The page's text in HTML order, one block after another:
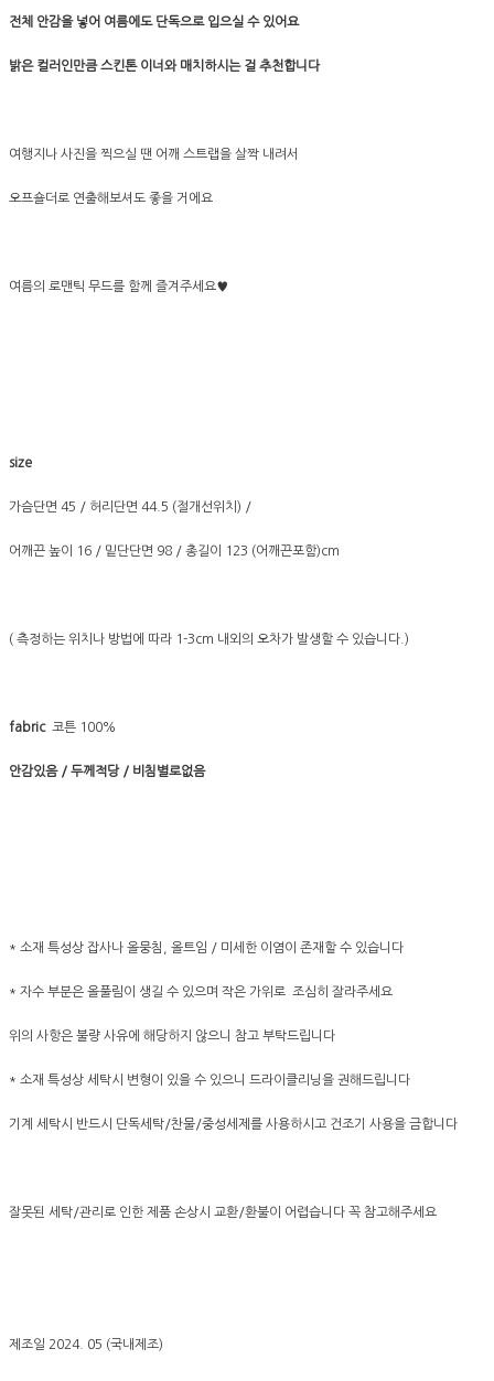
전체 안감을 넣어 여름에도 단독으로 입으실 수 있어요
밝은 컬러인만큼 스킨톤 이너와 매치하시는 걸 추천합니다
여행지나 사진을 찍으실 땐 어깨 스트랩을 살짝 내려서
오프숄더로 연출해보셔도 좋을 거에요
여름의 로맨틱 무드를 함께 즐겨주세요♥
size
가슴단면 45 / 허리단면 44.5 (절개선위치) /
어깨끈 높이 16 / 밑단단면 98 / 총길이 123 (어깨끈포함)cm
( 측정하는 위치나 방법에 따라 1-3cm 내외의 오차가 발생할 수 있습니다.)
fabric 코튼 100%
안감있음 / 두께적당 / 비침별로없음
* 소재 특성상 잡사나 올뭉침, 올트임 / 미세한 이염이 존재할 수 있습니다
* 자수 부분은 올풀림이 생길 수 있으며 작은 가위로 조심히 잘라주세요
위의 사항은 불량 사유에 해당하지 않으니 참고 부탁드립니다
* 소재 특성상 세탁시 변형이 있을 수 있으니 드라이클리닝을 권해드립니다
기계 세탁시 반드시 단독세탁/찬물/중성세제를 사용하시고 건조기 사용을 금합니다
잘못된 세탁/관리로 인한 제품 손상시 교환/환불이 어렵습니다 꼭 참고해주세요
제조일 2024. 05 (국내제조)